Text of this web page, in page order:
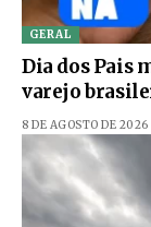
GERAL
Dia dos Pais
varejo
8 DE AGOSTO DE 2026